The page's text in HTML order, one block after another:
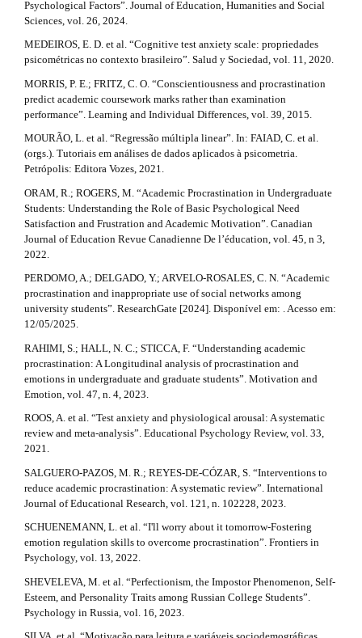
Psychological Factors”. Journal of Education, Humanities and Social
Sciences, vol. 26, 2024.
MEDEIROS, E. D. et al. “Cognitive test anxiety scale: propriedades
psicométricas no contexto brasileiro”. Salud y Sociedad, vol. 11, 2020.
MORRIS, P. E.; FRITZ, C. O. “Conscientiousness and procrastination
predict academic coursework marks rather than examination
performance”. Learning and Individual Differences, vol. 39, 2015.
MOURÃO, L. et al. “Regressão múltipla linear”. In: FAIAD, C. et al.
(orgs.). Tutoriais em análises de dados aplicados à psicometria.
Petrópolis: Editora Vozes, 2021.
ORAM, R.; ROGERS, M. “Academic Procrastination in Undergraduate
Students: Understanding the Role of Basic Psychological Need
Satisfaction and Frustration and Academic Motivation”. Canadian
Journal of Education Revue Canadienne De l’éducation, vol. 45, n 3,
2022.
PERDOMO, A.; DELGADO, Y.; ARVELO-ROSALES, C. N. “Academic
procrastination and inappropriate use of social networks among
university students”. ResearchGate [2024]. Disponível em: . Acesso em:
12/05/2025.
RAHIMI, S.; HALL, N. C.; STICCA, F. “Understanding academic
procrastination: A Longitudinal analysis of procrastination and
emotions in undergraduate and graduate students”. Motivation and
Emotion, vol. 47, n. 4, 2023.
ROOS, A. et al. “Test anxiety and physiological arousal: A systematic
review and meta-analysis”. Educational Psychology Review, vol. 33,
2021.
SALGUERO-PAZOS, M. R.; REYES-DE-CÓZAR, S. “Interventions to
reduce academic procrastination: A systematic review”. International
Journal of Educational Research, vol. 121, n. 102228, 2023.
SCHUENEMANN, L. et al. “I'll worry about it tomorrow-Fostering
emotion regulation skills to overcome procrastination”. Frontiers in
Psychology, vol. 13, 2022.
SHEVELEVA, M. et al. “Perfectionism, the Impostor Phenomenon, Self-
Esteem, and Personality Traits among Russian College Students”.
Psychology in Russia, vol. 16, 2023.